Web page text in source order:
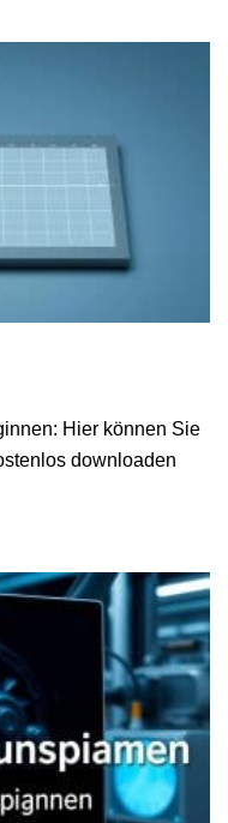
Hier können Sie
downloaden